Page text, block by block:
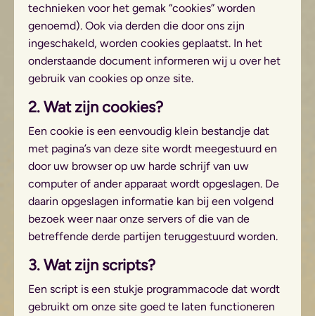
technieken voor het gemak “cookies” worden
genoemd). Ook via derden die door ons zijn
ingeschakeld, worden cookies geplaatst. In het
onderstaande document informeren wij u over het
gebruik van cookies op onze site.
2. Wat zijn cookies?
Een cookie is een eenvoudig klein bestandje dat
met pagina’s van deze site wordt meegestuurd en
door uw browser op uw harde schrijf van uw
computer of ander apparaat wordt opgeslagen. De
daarin opgeslagen informatie kan bij een volgend
bezoek weer naar onze servers of die van de
betreffende derde partijen teruggestuurd worden.
3. Wat zijn scripts?
Een script is een stukje programmacode dat wordt
gebruikt om onze site goed te laten functioneren